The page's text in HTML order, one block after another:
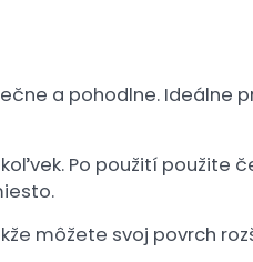
a pohodlne. Ideálne
Po použití použite
môžete svoj povrch